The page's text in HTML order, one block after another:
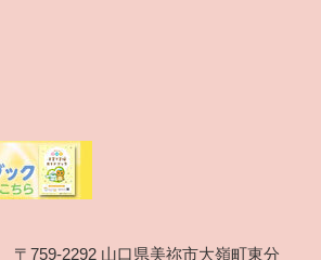
759-2292 山口県美祢市大嶺町東分